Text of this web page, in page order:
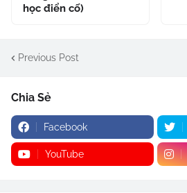
học điển cố)
Previous Post
Chia Sẻ
Facebook
YouTube